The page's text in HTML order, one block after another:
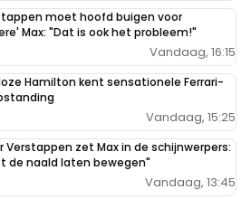
moet hoofd buigen voor
Max: "Dat is ook het probleem!"
Vandaag, 16:15
Hamilton kent sensationele Ferrari-
Vandaag, 15:25
Verstappen zet Max in de schijnwerpers:
de naald laten bewegen"
Vandaag, 13:45